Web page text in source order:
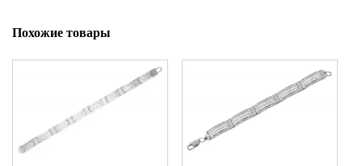
Похожие товары